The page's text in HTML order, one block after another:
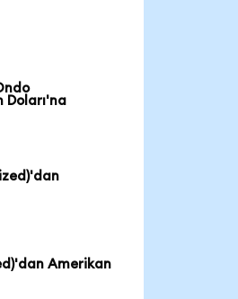
Doları'na
Amerikan